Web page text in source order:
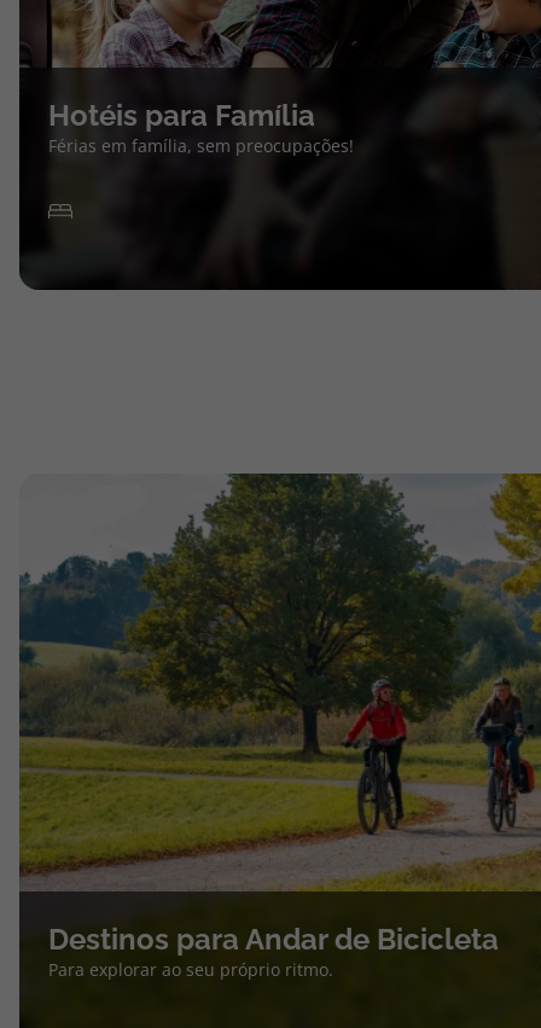
Hotéis para Família
Férias em família, sem preocupações!
Destinos para Andar de Bicicleta
Para explorar ao seu próprio ritmo.